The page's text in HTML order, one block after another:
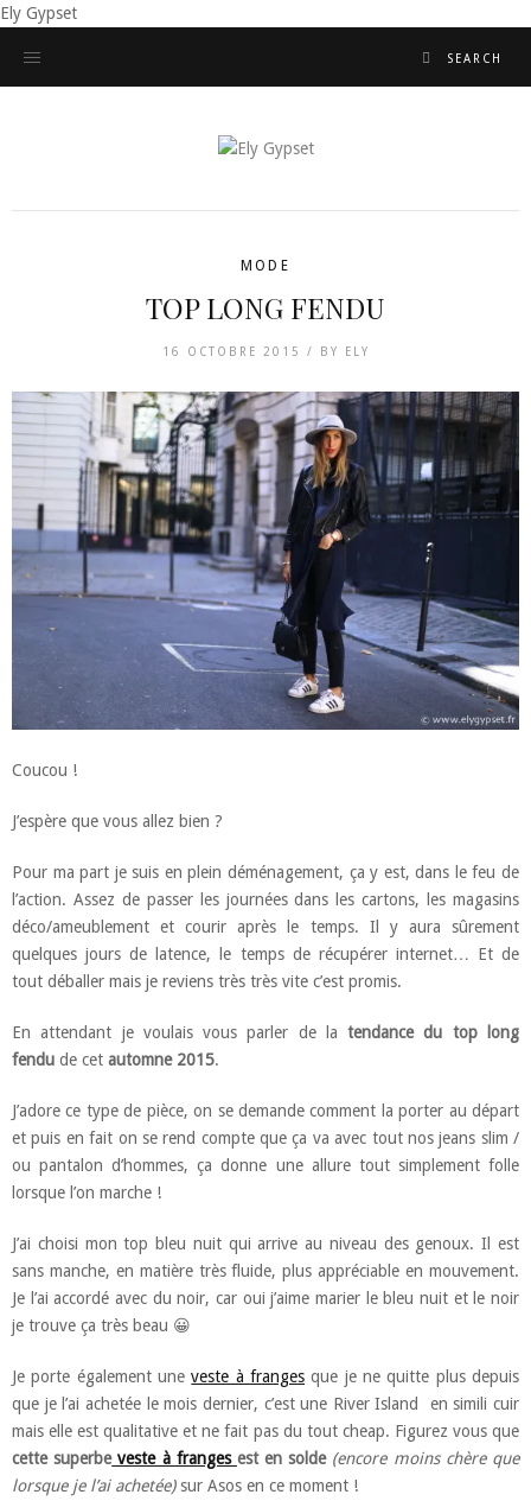
Ely Gypset
MODE
TOP LONG FENDU
16 OCTOBRE 2015 / BY ELY
Coucou !
J’espère que vous allez bien ?
Pour ma part je suis en plein déménagement, ça y est, dans le feu de
l’action. Assez de passer les journées dans les cartons, les magasins
déco/ameublement et courir après le temps. Il y aura sûrement
quelques jours de latence, le temps de récupérer internet… Et de
tout déballer mais je reviens très très vite c’est promis.
En attendant je voulais vous parler de latendance du top long
fendu de cet automne 2015.
J’adore ce type de pièce, on se demande comment la porter au départ
et puis en fait on se rend compte que ça va avec tout nos jeans slim /
ou pantalon d’hommes, ça donne une allure tout simplement folle
lorsque l’on marche !
J’ai choisi mon top bleu nuit qui arrive au niveau des genoux. Il est
sans manche, en matière très fluide, plus appréciable en mouvement.
Je l’ai accordé avec du noir, car oui j’aime marier le bleu nuit et le noir
je trouve ça très beau 😀
Je porte également uneveste à franges que je ne quitte plus depuis
que je l’ai achetée le mois dernier, c’est une River Island en simili cuir
mais elle est qualitative et ne fait pas du tout cheap. Figurez vous que
cette superbeveste à franges est en solde (encore moins chère que
lorsque je l’ai achetée)sur Asos en ce moment !